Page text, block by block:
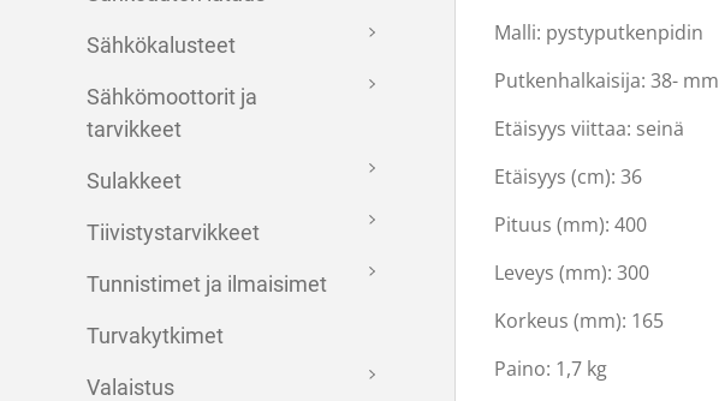
Sähkökalusteet
Sähkömoottorit ja
tarvikkeet
Sulakkeet
Tiivistystarvikkeet
Tunnistimet ja ilmaisimet
Turvakytkimet
Valaistus
Malli: pystyputkenpidin
Putkenhalkaisija: 38- mm
Etäisyys viittaa: seinä
Etäisyys (cm): 36
Pituus (mm): 400
Leveys (mm): 300
Korkeus (mm): 165
Paino: 1,7 kg